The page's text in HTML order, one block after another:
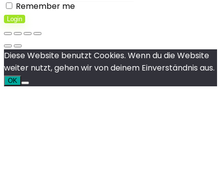
Remember me
Login
Diese Website benutzt Cookies. Wenn du die Website
weiter nutzt, gehen wir von deinem Einverständnis aus.
OK